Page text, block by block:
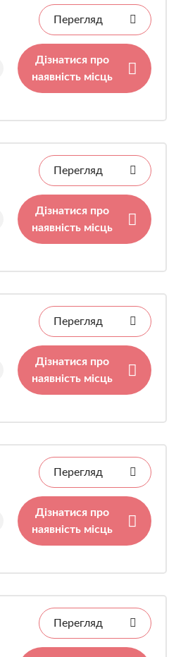
Перегляд
Дізнатися про
наявність місць
Перегляд
Дізнатися про
наявність місць
Перегляд
Дізнатися про
наявність місць
Перегляд
Дізнатися про
наявність місць
Перегляд